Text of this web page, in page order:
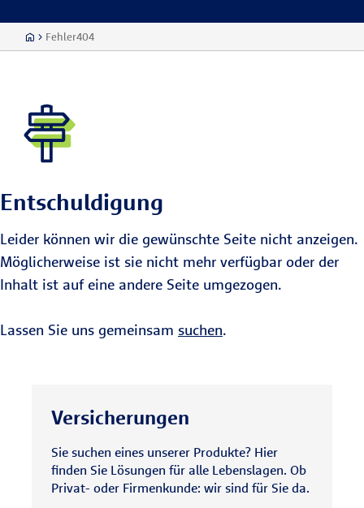
Fehler404
Entschuldigung
Leider können wir die gewünschte Seite nicht anzeigen.
Möglicherweise ist sie nicht mehr verfügbar oder der
Inhalt ist auf eine andere Seite umgezogen.
Lassen Sie uns gemeinsam suchen.
Versicherungen
Sie suchen eines unserer Produkte? Hier
finden Sie Lösungen für alle Lebenslagen. Ob
Privat- oder Firmenkunde: wir sind für Sie da.